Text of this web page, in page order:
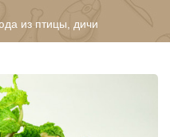
из птицы, дичи